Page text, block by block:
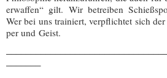
er­waf­fen“ gilt. Wir betrei­ben
Wer bei uns trai­niert, ver­pflich­tet sich
per und Geist.